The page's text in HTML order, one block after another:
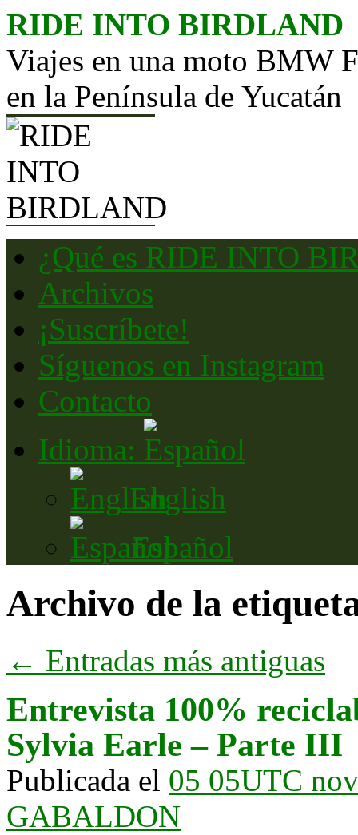
Saltar
RIDE INTO BIRDLAND
Viajes en una moto BMW
en la Península de Yucatán
¿Qué es RIDE INTO
Archivos
¡Suscríbete!
Síguenos en Instagram
Contacto
Idioma:
English
Español
Archivo de la
← Entradas más antiguas
Entrevista 100%
Sylvia Earle – Parte III
Publicada el 05 05UTC
GABALDON